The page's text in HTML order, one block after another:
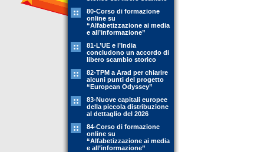
80-Corso di formazione
online su
“Alfabetizzazione ai media
e all’informazione”
81-L’UE e l’India
concludono un accordo di
libero scambio storico
82-TPM a Arad per chiarire
alcuni punti del progetto
“European Odyssey”
83-Nuove capitali europee
della piccola distribuzione
al dettaglio del 2026
84-Corso di formazione
online su
“Alfabetizzazione ai media
e all’informazione”